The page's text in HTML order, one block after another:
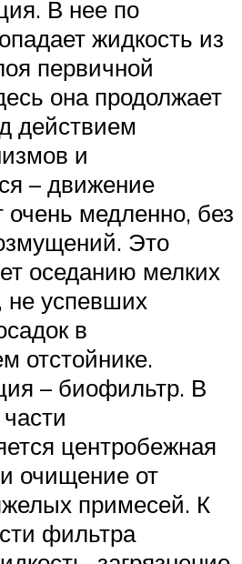
В нее по
жидкость из
первичной
она продолжает
действием
и
– движение
очень медленно, без
Это
оседанию мелких
не успевших
в
отстойнике.
– биофильтр. В
центробежная
очищение от
примесей. К
фильтра